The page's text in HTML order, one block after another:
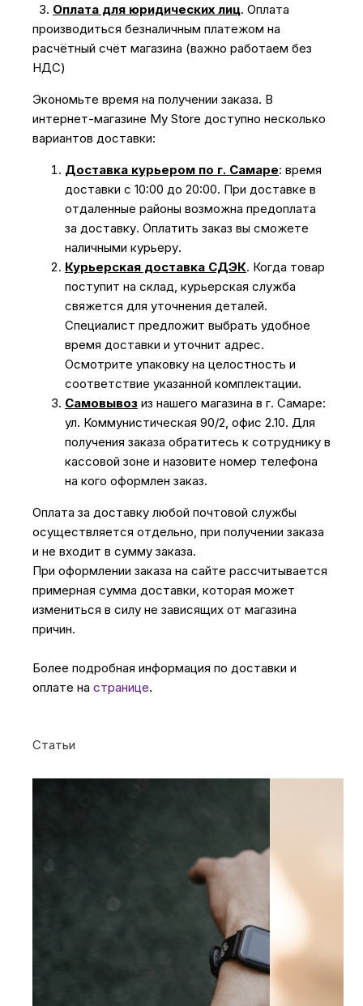
3. Оплата для юридических лиц. Оплата
производиться безналичным платежом на
расчётный счёт магазина (важно работаем без
НДС)
Экономьте время на получении заказа. В
интернет-магазине My Store доступно несколько
вариантов доставки:
Доставка курьером по г. Самаре: время
доставки с 10:00 до 20:00. При доставке в
отдаленные районы возможна предоплата
за доставку. Оплатить заказ вы сможете
наличными курьеру.
Курьерская доставка СДЭК. Когда товар
поступит на склад, курьерская служба
свяжется для уточнения деталей.
Специалист предложит выбрать удобное
время доставки и уточнит адрес.
Осмотрите упаковку на целостность и
соответствие указанной комплектации.
Самовывоз из нашего магазина в г. Самаре:
ул. Коммунистическая 90/2, офис 2.10. Для
получения заказа обратитесь к сотруднику в
кассовой зоне и назовите номер телефона
на кого оформлен заказ.
Оплата за доставку любой почтовой службы
осуществляется отдельно, при получении заказа
и не входит в сумму заказа.
При оформлении заказа на сайте рассчитывается
примерная сумма доставки, которая может
измениться в силу не зависящих от магазина
причин.
Более подробная информация по доставки и
оплате на странице.
Статьи